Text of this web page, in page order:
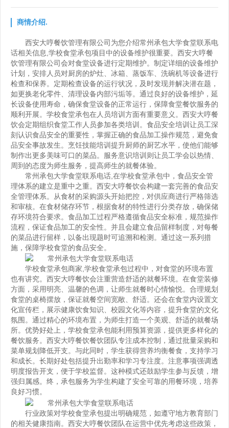
商情介绍.
西安大哼餐饮管理有限公司为您介绍常州承包大学食堂联系电
话相关信息,学校食堂承包项目中的设备维护很重要。西安大哼餐
饮管理有限公司会对食堂设备进行定期维护。制定详细的设备维护
计划，安排人员对厨房的炉灶、冰箱、蒸饭车、洗碗机等设备进行
检查和保养。定期检查设备的运行状况，及时发现并解决潜在题，
如更换老化零件、清理设备内部污垢等。通过良好的设备维护，延
长设备使用寿命，确保食堂设备的正常运行，保障食堂餐饮服务的
顺利开展。学校食堂承包在人员培训方面有重要意义。西安大哼餐
饮会定期组织食堂工作人员参加各类培训。食品安全培训让员工深
刻认识食品安全的重要性，掌握正确的食品加工操作规范，避免食
品安全事故发生。烹饪技能培训提升厨师的厨艺水平，使他们能够
制作出更多美味可口的菜品。服务意识培训则让员工学会以热情、
周到的态度为师生服务，提高师生的就餐体验。
常州承包大学食堂联系电话 ,在学校食堂承包中，食品安全管
理体系的建立是重中之重。西安大哼餐饮会构建一套完善的食品安
全管理体系。从食材的采购源头开始把控，对供应商进行严格筛选
和审核。在食材储存环节，根据食材的特性进行分类存放，确保储
存环境符合要求。食品加工过程严格遵循食品安全标准，规范操作
流程，保证食品加工的安全性。并且会建立食品留样制度，对每餐
的菜品进行留样，以备出现题时可追溯和检测。通过这一系列措
施，保障学校食堂的食品安全。
学校食堂承包商家,学校食堂承包过程中，对食堂的环境布置
也有讲究。西安大哼餐饮会注重营造舒适的就餐环境。在食堂装修
方面，采用明亮、温馨的色调，让师生就餐时心情愉悦。合理规划
食堂的桌椅摆放，保证就餐空间宽敞、舒适。还会在食堂内设置文
化宣传栏，展示健康饮食知识、校园文化等内容，提升食堂的文化
氛围。通过精心的环境布置，为师生打造一个美观、舒适的就餐场
所。优势好处上，学校食堂承包能利用预算资源，提供更多样化的
餐饮服务。西安大哼餐饮餐饮团队专注成本控制，通过批量采购和
菜单规划降低开支。与此同时，学生获得营养均衡餐食，支持学习
和成长。长期好处包括提升出勤率和学习专注度。注意事项强调透
明度报告开支，便于学校监督。这种模式还鼓励学生参与反馈，增
强归属感。终，承包服务为学生构建了安全可靠的用餐环境，培养
良好习惯。
行业政策对学校食堂承包提出明确规范，如遵守地方教育部门
的相关健康指南。西安大哼餐饮团队在运营中优先考虑这些政策，